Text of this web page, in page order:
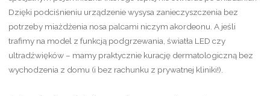
Dzięki podciśnieniu urządzenie wysysa zanieczyszczenia bez
potrzeby miażdżenia nosa palcami niczym akordeonu. A jeśli
trafimy na model z funkcją podgrzewania, światła LED czy
ultradźwięków – mamy praktycznie kurację dermatologiczną bez
wychodzenia z domu (i bez rachunku z prywatnej kliniki!).